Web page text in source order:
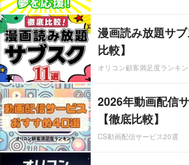
漫画読み放題サ
比較】
オリコン顧客満足度ランキ
2026年動画配信
【徹底比較】
CS動画配信サービス20選